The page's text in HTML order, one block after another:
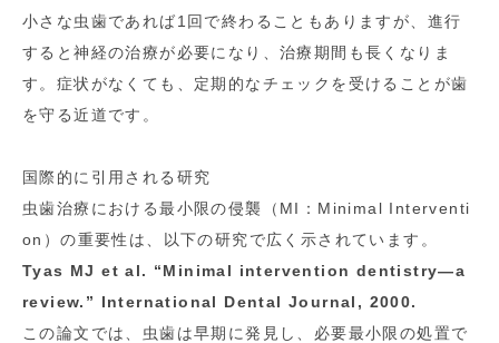
小さな虫歯であれば1回で終わることもありますが、進行
すると神経の治療が必要になり、治療期間も長くなりま
す。症状がなくても、定期的なチェックを受けることが歯
を守る近道です。
国際的に引用される研究
虫歯治療における最小限の侵襲（MI：Minimal Interventi
on）の重要性は、以下の研究で広く示されています。
Tyas MJ et al. “Minimal intervention dentistry—a
review.” International Dental Journal, 2000.
この論文では、虫歯は早期に発見し、必要最小限の処置で